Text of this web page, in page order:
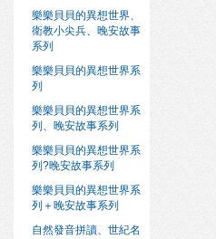
樂樂貝貝的異想世界、
衛教小尖兵、晚安故事
系列
樂樂貝貝的異想世界系
列
樂樂貝貝的異想世界系
列、晚安故事系列
樂樂貝貝的異想世界系
列?晚安故事系列
樂樂貝貝的異想世界系
列＋晚安故事系列
自然發音拼讀、世紀名